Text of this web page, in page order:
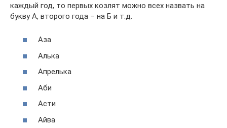
каждый год, то первых козлят можно всех назвать на
букву А, второго года – на Б и т.д.
Аза
Алька
Апрелька
Аби
Асти
Айва